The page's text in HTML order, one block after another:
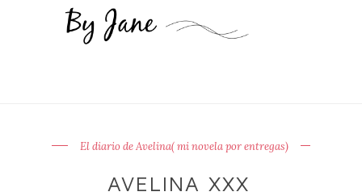
El diario de Avelina( mi novela por entregas)
AVELINA XXX